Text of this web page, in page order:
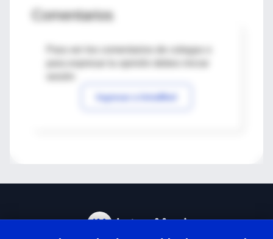
Comentarios
Para ver los comentarios de colegas o
Ingresar a IntraMed